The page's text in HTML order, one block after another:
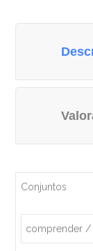
Conjuntos
comprender /